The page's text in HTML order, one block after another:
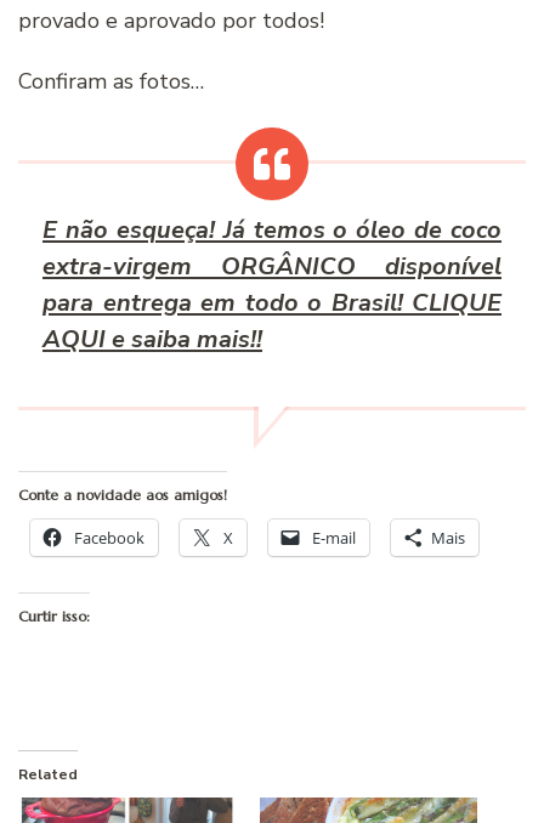
provado e aprovado por todos!
Confiram as fotos…
E não esqueça! Já temos o óleo de coco
extra-virgem ORGÂNICO disponível
para entrega em todo o Brasil! CLIQUE
AQUI e saiba mais!!
Conte a novidade aos amigos!
Facebook X E-mail Mais
Curtir isso:
Related